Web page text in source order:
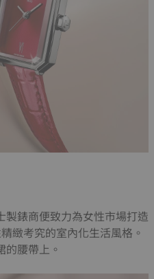
錶商便致力為女性市場打造
緻考究的室內化生活風格。
腰帶上。